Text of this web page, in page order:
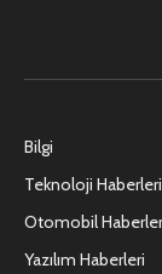
Bilgi
Teknoloji Haberleri
Otomobil
Yazılım Haberleri